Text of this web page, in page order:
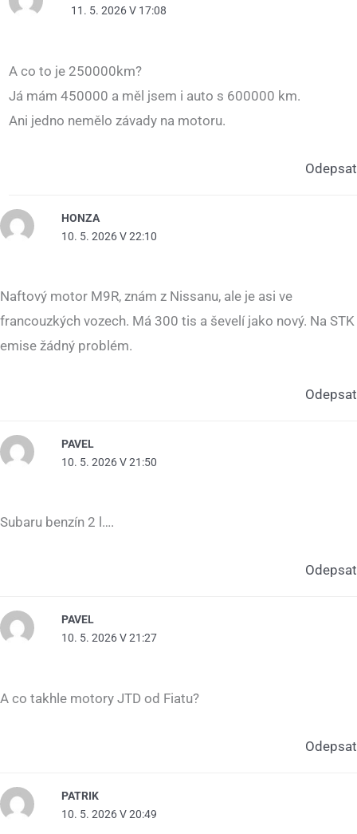
11. 5. 2026 V 17:08
A co to je 250000km?
Já mám 450000 a měl jsem i auto s 600000 km.
Ani jedno nemělo závady na motoru.
Odepsat
HONZA
10. 5. 2026 V 22:10
Naftový motor M9R, znám z Nissanu, ale je asi ve
francouzkých vozech. Má 300 tis a ševelí jako nový. Na STK
emise žádný problém.
Odepsat
PAVEL
10. 5. 2026 V 21:50
Subaru benzín 2 l….
Odepsat
PAVEL
10. 5. 2026 V 21:27
A co takhle motory JTD od Fiatu?
Odepsat
PATRIK
10. 5. 2026 V 20:49